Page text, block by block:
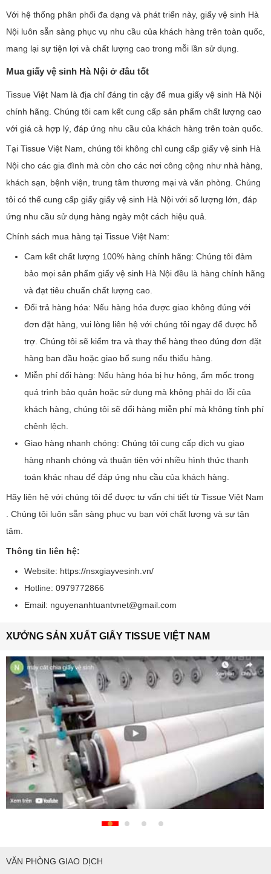
Với hệ thống phân phối đa dạng và phát triển này, giấy vệ sinh Hà
Nội luôn sẵn sàng phục vụ nhu cầu của khách hàng trên toàn quốc,
mang lại sự tiện lợi và chất lượng cao trong mỗi lần sử dụng.
Mua giấy vệ sinh Hà Nội ở đâu tốt
Tissue Việt Nam là địa chỉ đáng tin cậy để mua giấy vệ sinh Hà Nội
chính hãng. Chúng tôi cam kết cung cấp sản phẩm chất lượng cao
với giá cả hợp lý, đáp ứng nhu cầu của khách hàng trên toàn quốc.
Tại Tissue Việt Nam, chúng tôi không chỉ cung cấp giấy vệ sinh Hà
Nội cho các gia đình mà còn cho các nơi công cộng như nhà hàng,
khách sạn, bệnh viện, trung tâm thương mại và văn phòng. Chúng
tôi có thể cung cấp giấy giấy vệ sinh Hà Nội với số lượng lớn, đáp
ứng nhu cầu sử dụng hàng ngày một cách hiệu quả.
Chính sách mua hàng tại Tissue Việt Nam:
Cam kết chất lượng 100% hàng chính hãng: Chúng tôi đảm
bảo mọi sản phẩm giấy vệ sinh Hà Nội đều là hàng chính hãng
và đạt tiêu chuẩn chất lượng cao.
Đổi trả hàng hóa: Nếu hàng hóa được giao không đúng với
đơn đặt hàng, vui lòng liên hệ với chúng tôi ngay để được hỗ
trợ. Chúng tôi sẽ kiểm tra và thay thế hàng theo đúng đơn đặt
hàng ban đầu hoặc giao bổ sung nếu thiếu hàng.
Miễn phí đổi hàng: Nếu hàng hóa bị hư hỏng, ẩm mốc trong
quá trình bảo quản hoặc sử dụng mà không phải do lỗi của
khách hàng, chúng tôi sẽ đổi hàng miễn phí mà không tính phí
chênh lệch.
Giao hàng nhanh chóng: Chúng tôi cung cấp dịch vụ giao
hàng nhanh chóng và thuận tiện với nhiều hình thức thanh
toán khác nhau để đáp ứng nhu cầu của khách hàng.
Hãy liên hệ với chúng tôi để được tư vấn chi tiết từ Tissue Việt Nam
. Chúng tôi luôn sẵn sàng phục vụ bạn với chất lượng và sự tận
tâm.
Thông tin liên hệ:
Website: https://nsxgiayvesinh.vn/
Hotline: 0979772866
Email: nguyenanhtuantvnet@gmail.com
XƯỞNG SẢN XUẤT GIẤY TISSUE VIỆT NAM
VĂN PHÒNG GIAO DỊCH